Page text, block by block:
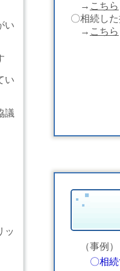
→ こちら
〇相続し
→ こちら
（事例）
〇相
い
い
議
ッ